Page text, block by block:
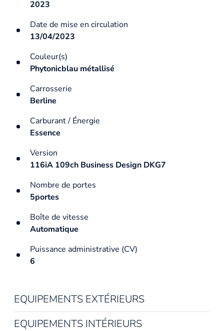
2023
Date de mise en circulation
13/04/2023
Couleur(s)
Phytonicblau métallisé
Carrosserie
Berline
Carburant / Énergie
Essence
Version
116iA 109ch Business Design DKG7
Nombre de portes
5portes
Boîte de vitesse
Automatique
Puissance administrative (CV)
6
EQUIPEMENTS EXTÉRIEURS
EQUIPEMENTS INTÉRIEURS